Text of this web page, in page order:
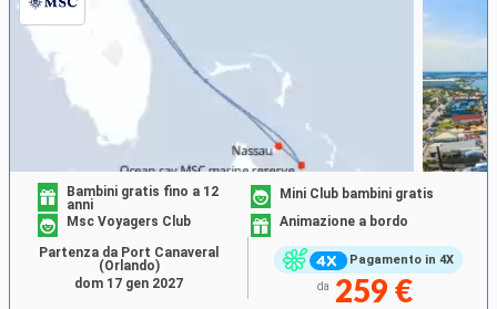
Pagamento in 4X
Bambini gratis fino a 12
anni
Mini Club bambini gratis
Msc Voyagers Club
Animazione a bordo
da 259 €
Partenza da Port Canaveral
(Orlando)
dom 17 gen 2027